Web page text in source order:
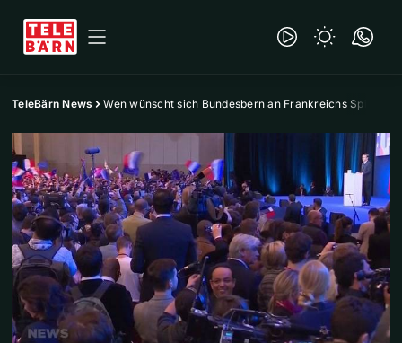
TeleBärn News Wen wünscht sich Bundesbern an Frankreichs Spitze?